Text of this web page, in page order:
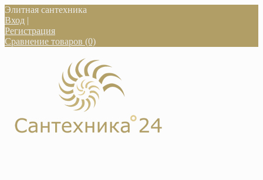
Элитная сантехника
Вход |
Регистрация
Сравнение товаров (0)